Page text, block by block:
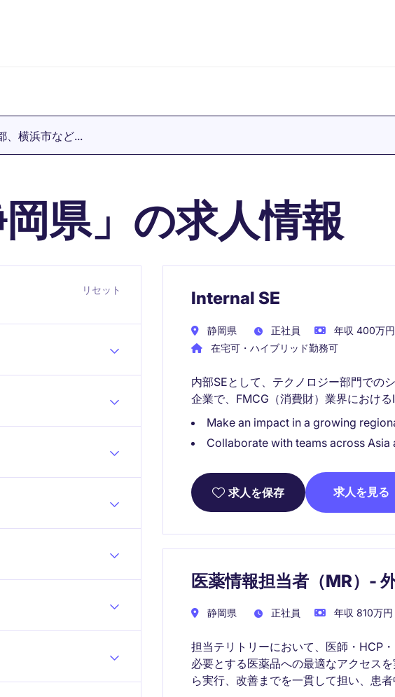
、横浜市など...
岡県」の求人情報
リセット Internal SE
静岡県 正社員 年収 400万
在宅可・ハイブリッド勤務可
内部SEとして、テクノロジー部門での
企業で、FMCG（消費財）業界におけ
Make an impact in a growing
Collaborate with teams across Asia
求人を保存 求人を見る
医薬情報担当者（MR）-
静岡県 正社員 年収 810万
担当テリトリーにおいて、医師・HCP
必要とする医薬品への最適なアクセス
ら実行、改善までを一貫して担い、患